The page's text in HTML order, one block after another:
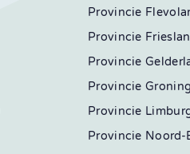
Noord-